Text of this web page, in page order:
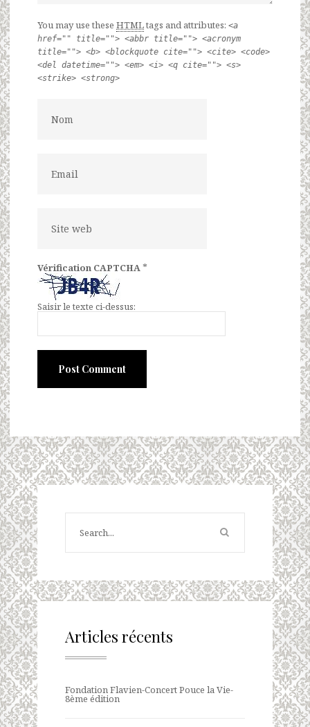
You may use these HTMLtags and attributes: <a
href="" title=""> <abbr title=""> <acronym
title=""> <b> <blockquote cite=""> <cite> <code>
<del datetime=""> <em> <i> <q cite=""> <s>
<strike> <strong>
Vérification CAPTCHA*
Saisir le texte ci-dessus:
Articles récents
Fondation Flavien-Concert Pouce la Vie-
8ème édition